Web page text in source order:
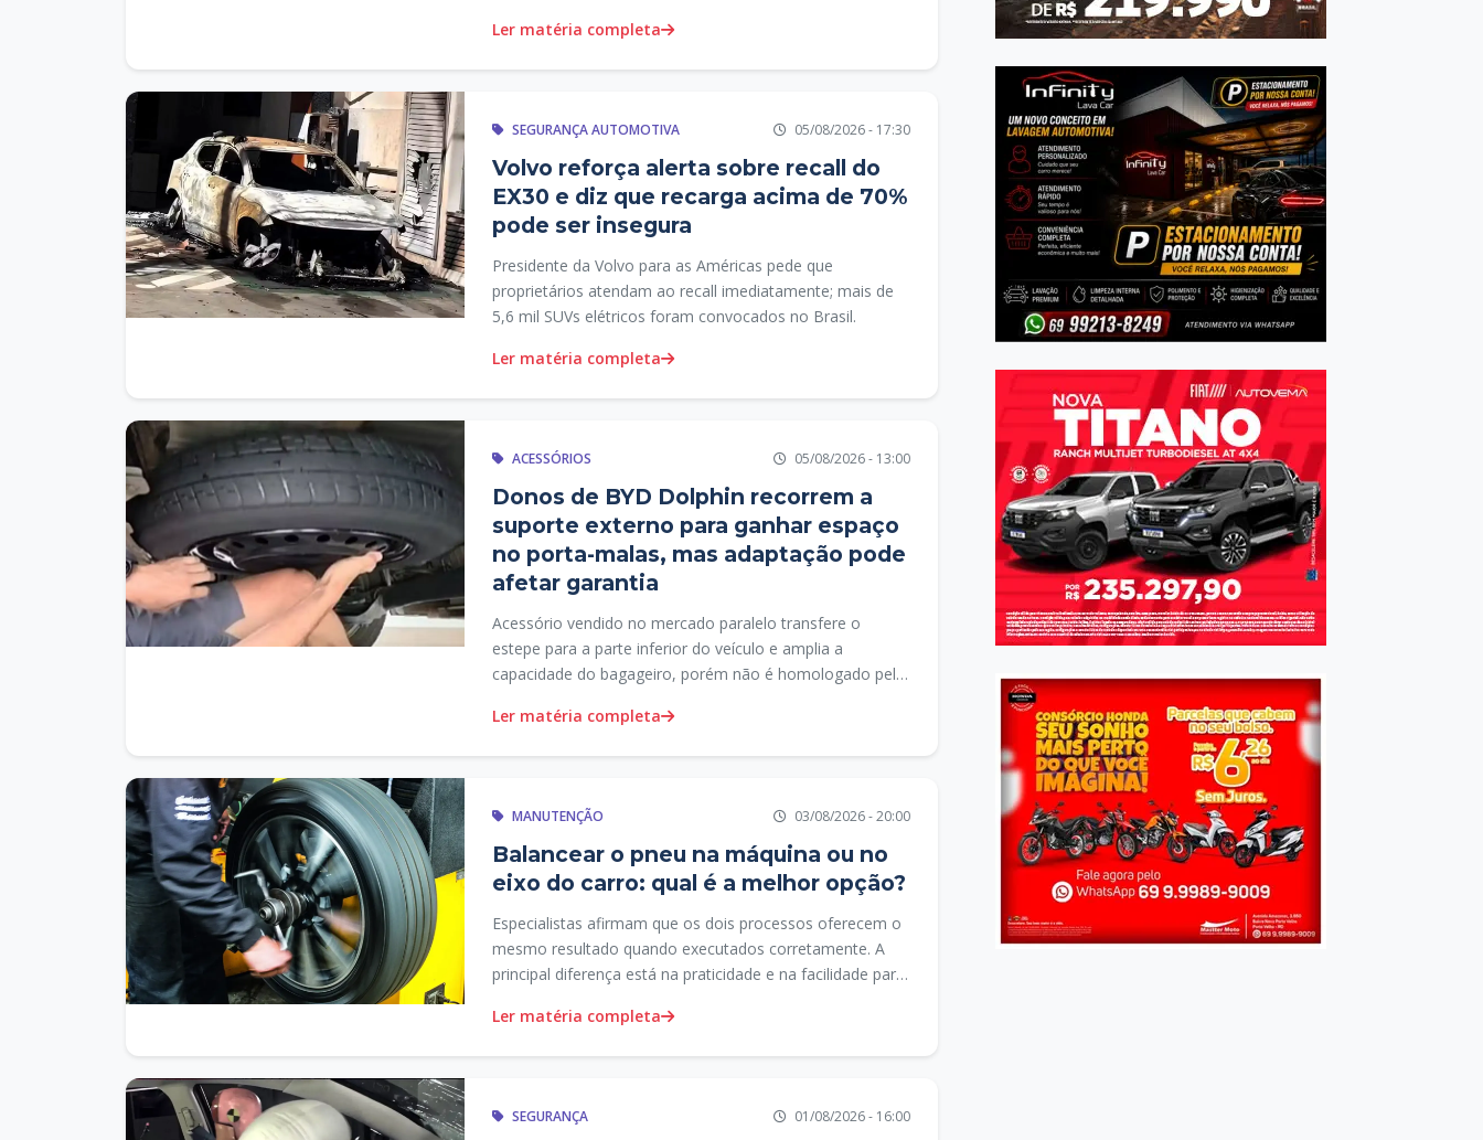
Ler matéria completa
SEGURANÇA AUTOMOTIVA 05/08/2026 - 17:30
Volvo reforça alerta sobre recall do
EX30 e diz que recarga acima de 70%
pode ser insegura
Presidente da Volvo para as Américas pede que
proprietários atendam ao recall imediatamente; mais de
5,6 mil SUVs elétricos foram convocados no Brasil.
Ler matéria completa
ACESSÓRIOS 05/08/2026 - 13:00
Donos de BYD Dolphin recorrem a
suporte externo para ganhar espaço
no porta-malas, mas adaptação pode
afetar garantia
Acessório vendido no mercado paralelo transfere o
estepe para a parte inferior do veículo e amplia a
capacidade do bagageiro, porém não é homologado pela
Ler matéria completa
MANUTENÇÃO 03/08/2026 - 20:00
Balancear o pneu na máquina ou no
eixo do carro: qual é a melhor opção?
Especialistas afirmam que os dois processos oferecem o
mesmo resultado quando executados corretamente. A
principal diferença está na praticidade e na facilidade para
Ler matéria completa
SEGURANÇA 01/08/2026 - 16:00